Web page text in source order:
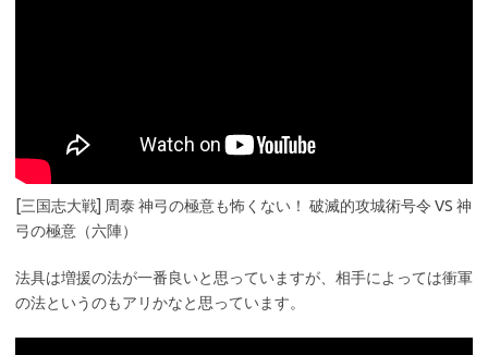
[三国志大戦] 周泰 神弓の極意も怖くない！ 破滅的攻城術号令 VS 神
弓の極意（六陣）
法具は増援の法が一番良いと思っていますが、相手によっては衝軍
の法というのもアリかなと思っています。